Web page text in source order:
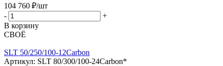
104 760 ₽/шт
-
+
В корзину
СВОЁ
SLT 50/250/100-12Carbon
Артикул: SLT 80/300/100-24Carbon*